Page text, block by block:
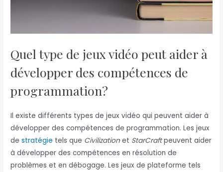
Quel type de jeux vidéo peut aider à
développer des compétences de
programmation?
Il existe différents types de jeux vidéo qui peuvent aider à
développer des compétences de programmation. Les jeux
destratégie tels que Civilization et StarCraftpeuvent aider
à développer des compétences en résolution de
problèmes et en débogage. Les jeux de plateforme tels